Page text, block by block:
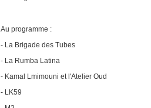
Au programme :
- La Brigade des Tubes
- La Rumba Latina
- Kamal Lmimouni et l'Atelier Oud
- LK59